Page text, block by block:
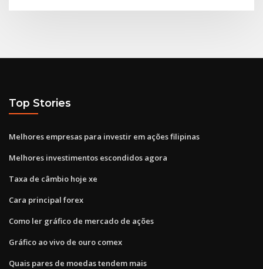
Top Stories
Melhores empresas para investir em ações filipinas
Melhores investimentos escondidos agora
Taxa de câmbio hoje xe
Cara principal forex
Como ler gráfico de mercado de ações
Gráfico ao vivo de ouro comex
Quais pares de moedas tendem mais